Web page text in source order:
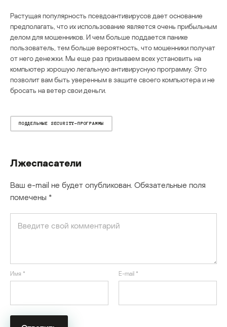
Растущая популярность псевдоантивирусов дает основание
предполагать, что их использование является очень прибыльным
делом для мошенников. И чем больше поддается панике
пользователь, тем больше вероятность, что мошенники получат
от него денежки. Мы еще раз призываем всех установить на
компьютер хорошую легальную антивирусную программу. Это
позволит вам быть уверенным в защите своего компьютера и не
бросать на ветер свои деньги.
ПОДДЕЛЬНЫЕ SECURITY-ПРОГРАММЫ
Лжеспасатели
Ваш e-mail не будет опубликован. Обязательные поля
помечены *
Имя * E-mail *